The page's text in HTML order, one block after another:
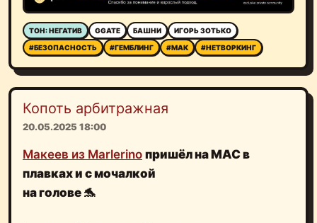
ТОН: НЕГАТИВ GGATE БАШНИ
ИГОРЬ ЗОТЬКО
#БЕЗОПАСНОСТЬ
#ГЕМБЛИНГ #МАК #НЕТВОРКИНГ
Копоть арбитражная
20.05.2025 18:00
Макеев из Marlerino пришёл на МАС в
плавках и с мочалкой
на голове 🐬